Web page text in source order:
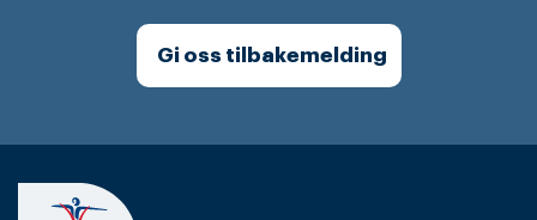
Gi oss tilbakemelding